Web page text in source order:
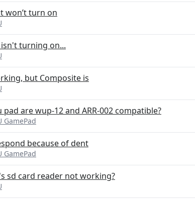
won’t turn on
turning on...
but Composite is
are wup-12 and ARR-002 compatible?
GamePad
because of dent
GamePad
sd card reader not working?